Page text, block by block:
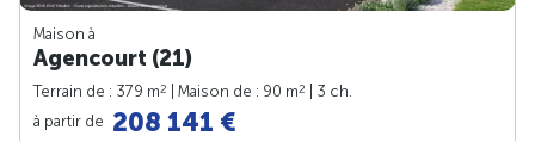
Maison à
Agencourt (21)
Terrain de : 379 m2 | Maison de : 90 m2
| 3 ch.
à partir de 208 141 €